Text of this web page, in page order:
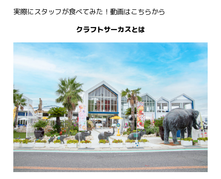
実際にスタッフが食べてみた！動画はこちらから
クラフトサーカスとは